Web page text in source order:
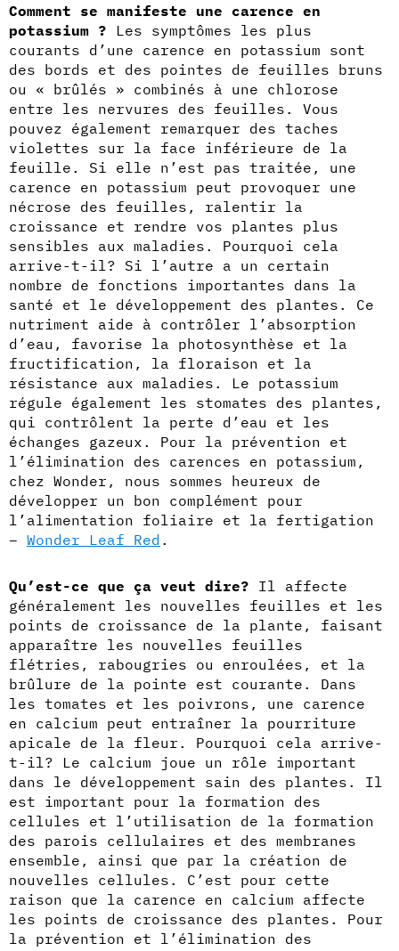
Comment se manifeste une carence en
potassium ? Les symptômes les plus
courants d’une carence en potassium sont
des bords et des pointes de feuilles bruns
ou « brûlés » combinés à une chlorose
entre les nervures des feuilles. Vous
pouvez également remarquer des taches
violettes sur la face inférieure de la
feuille. Si elle n’est pas traitée, une
carence en potassium peut provoquer une
nécrose des feuilles, ralentir la
croissance et rendre vos plantes plus
sensibles aux maladies. Pourquoi cela
arrive-t-il? Si l’autre a un certain
nombre de fonctions importantes dans la
santé et le développement des plantes. Ce
nutriment aide à contrôler l’absorption
d’eau, favorise la photosynthèse et la
fructification, la floraison et la
résistance aux maladies. Le potassium
régule également les stomates des plantes,
qui contrôlent la perte d’eau et les
échanges gazeux. Pour la prévention et
l’élimination des carences en potassium,
chez Wonder, nous sommes heureux de
développer un bon complément pour
l’alimentation foliaire et la fertigation
– Wonder Leaf Red .
Qu’est-ce que ça veut dire? Il affecte
généralement les nouvelles feuilles et les
points de croissance de la plante, faisant
apparaître les nouvelles feuilles
flétries, rabougries ou enroulées, et la
brûlure de la pointe est courante. Dans
les tomates et les poivrons, une carence
en calcium peut entraîner la pourriture
apicale de la fleur. Pourquoi cela arrive-
t-il? Le calcium joue un rôle important
dans le développement sain des plantes. Il
est important pour la formation des
cellules et l’utilisation de la formation
des parois cellulaires et des membranes
ensemble, ainsi que par la création de
nouvelles cellules. C’est pour cette
raison que la carence en calcium affecte
les points de croissance des plantes. Pour
la prévention et l’élimination des